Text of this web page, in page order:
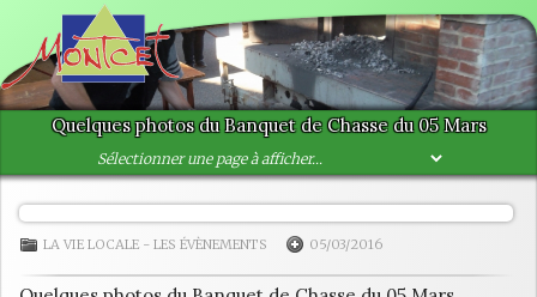
Quelques photos du Banquet de Chasse du 05 Mars
LA VIE LOCALE - LES ÉVÈNEMENTS 05/03/2016